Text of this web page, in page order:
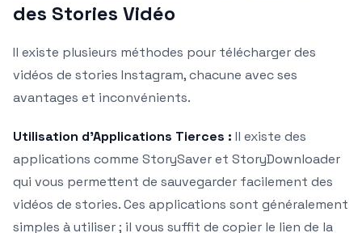
des Stories Vidéo
Il existe plusieurs méthodes pour télécharger des
vidéos de stories Instagram, chacune avec ses
avantages et inconvénients.
Utilisation d’Applications Tierces : Il existe des
applications comme StorySaver et StoryDownloader
qui vous permettent de sauvegarder facilement des
vidéos de stories. Ces applications sont généralement
simples à utiliser ; il vous suffit de copier le lien de la